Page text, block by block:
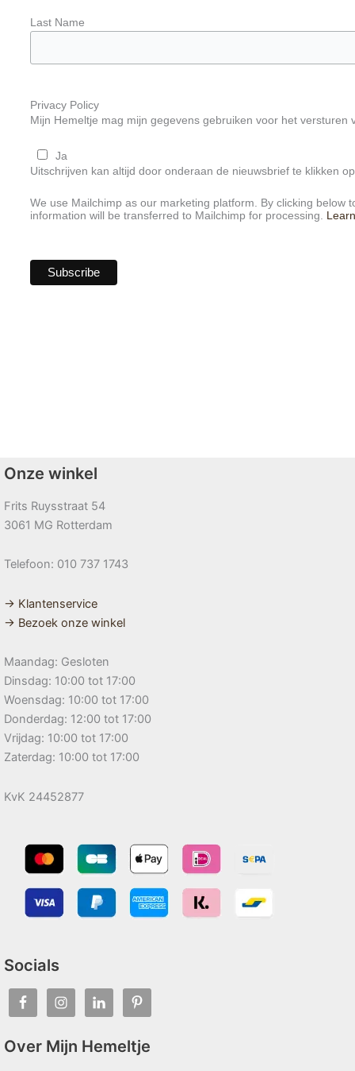
Last Name
Privacy Policy
Mijn Hemeltje mag mijn gegevens gebruiken voor het versturen
Ja
Uitschrijven kan altijd door onderaan de nieuwsbrief te klikken
We use Mailchimp as our marketing platform. By clicking below
information will be transferred to Mailchimp for processing.
Onze winkel
Frits Ruysstraat 54
3061 MG Rotterdam
Telefoon: 010 737 1743
→ Klantenservice
→ Bezoek onze winkel
Maandag: Gesloten
Dinsdag: 10:00 tot 17:00
Woensdag: 10:00 tot 17:00
Donderdag: 12:00 tot 17:00
Vrijdag: 10:00 tot 17:00
Zaterdag: 10:00 tot 17:00
KvK 24452877
Socials
Over Mijn Hemeltje